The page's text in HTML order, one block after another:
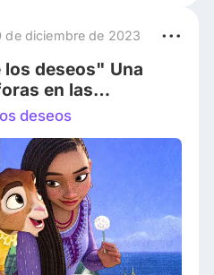
todos menos contigo
se posiciona
de diciembre de 2023
deseos" Una
en las
deseos